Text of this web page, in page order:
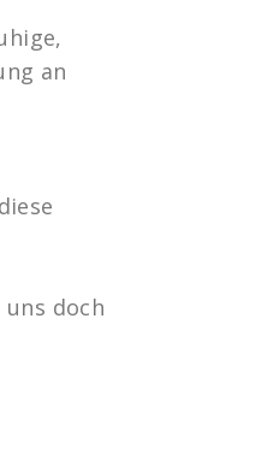
an
doch